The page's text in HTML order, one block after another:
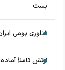
بست
فناوری بومی
ارتش کاملاً